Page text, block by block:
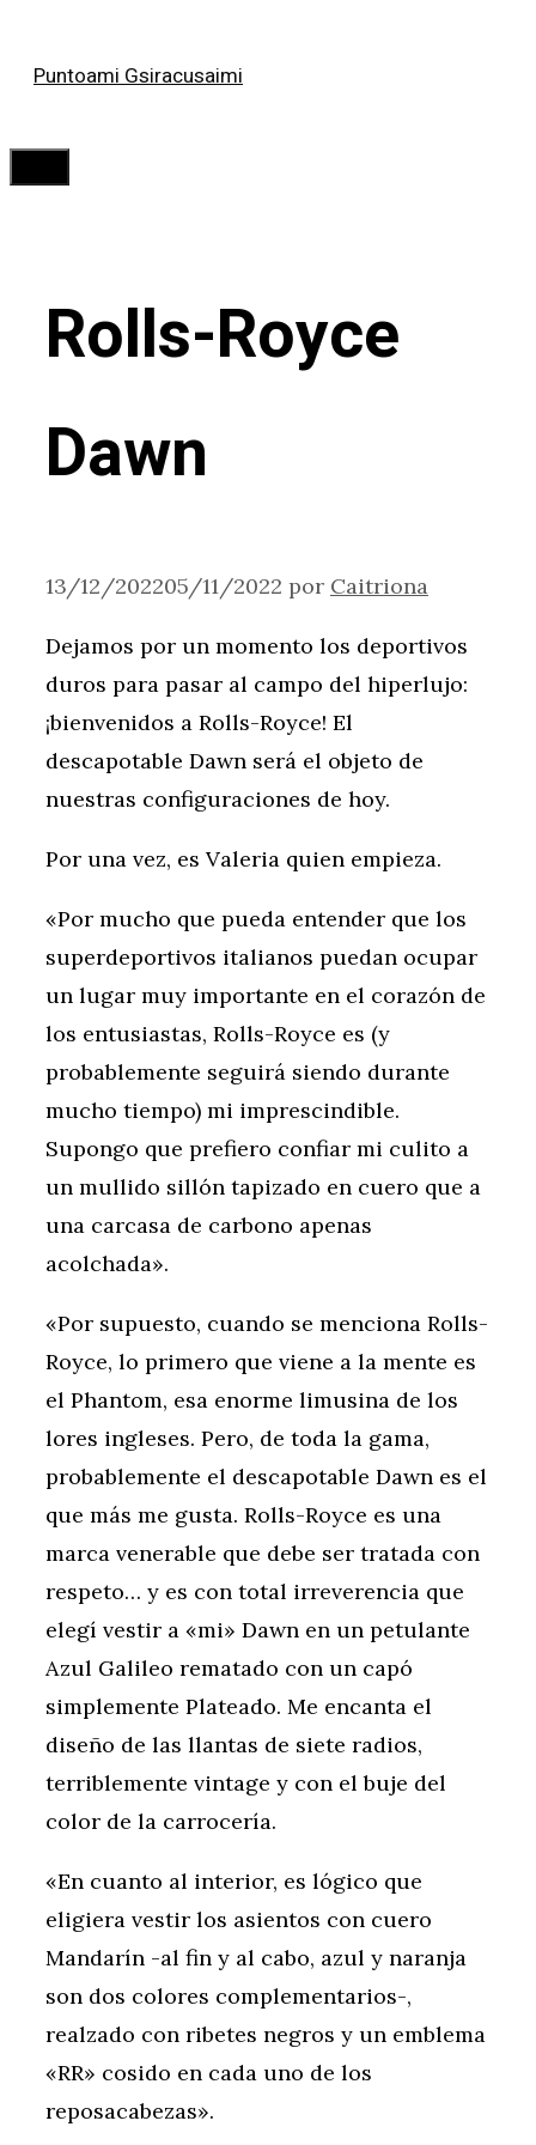
Puntoami Gsiracusaimi
Rolls-Royce
Dawn
13/12/202205/11/2022 por Caitriona
Dejamos por un momento los deportivos
duros para pasar al campo del hiperlujo:
¡bienvenidos a Rolls-Royce! El
descapotable Dawn será el objeto de
nuestras configuraciones de hoy.
Por una vez, es Valeria quien empieza.
«Por mucho que pueda entender que los
superdeportivos italianos puedan ocupar
un lugar muy importante en el corazón de
los entusiastas, Rolls-Royce es (y
probablemente seguirá siendo durante
mucho tiempo) mi imprescindible.
Supongo que prefiero confiar mi culito a
un mullido sillón tapizado en cuero que a
una carcasa de carbono apenas
acolchada».
«Por supuesto, cuando se menciona Rolls-
Royce, lo primero que viene a la mente es
el Phantom, esa enorme limusina de los
lores ingleses. Pero, de toda la gama,
probablemente el descapotable Dawn es el
que más me gusta. Rolls-Royce es una
marca venerable que debe ser tratada con
respeto… y es con total irreverencia que
elegí vestir a «mi» Dawn en un petulante
Azul Galileo rematado con un capó
simplemente Plateado. Me encanta el
diseño de las llantas de siete radios,
terriblemente vintage y con el buje del
color de la carrocería.
«En cuanto al interior, es lógico que
eligiera vestir los asientos con cuero
Mandarín -al fin y al cabo, azul y naranja
son dos colores complementarios-,
realzado con ribetes negros y un emblema
«RR» cosido en cada uno de los
reposacabezas».